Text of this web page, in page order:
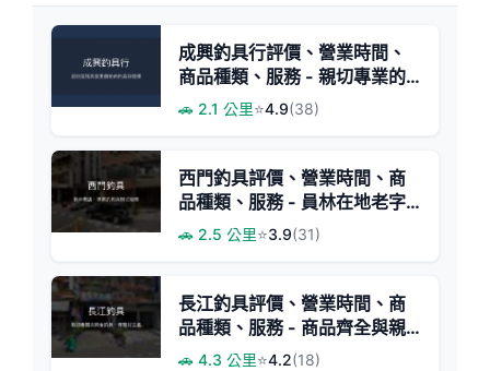
成興釣具行評價、營業時間、
商品種類、服務 - 親切專業的
在地釣具店
🚗 2.1 公里⭐4.9(38)
西門釣具評價、營業時間、商
品種類、服務 - 員林在地老字
號釣具店
🚗 2.5 公里⭐3.9(31)
長江釣具評價、營業時間、商
品種類、服務 - 商品齊全與親
切服務
🚗 4.3 公里⭐4.2(18)